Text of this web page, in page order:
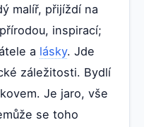
malíř, přijíždí na
inspirací;
a lásky. Jde
záležitosti. Bydlí
Je jaro, vše
se toho